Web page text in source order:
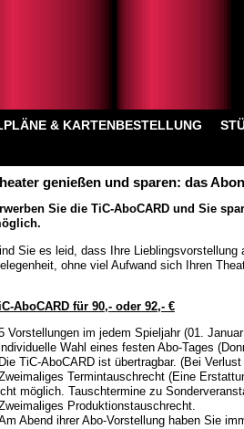
& KARTENBESTELLUNG
genießen und sparen: das
Sie die TiC-AboCARD und Sie
Sie es leid, dass Ihre
ohne viel Aufwand sich Ihren
AboCARD für 90,- oder 92,- €
Vorstellungen im jedem Spieljahr (01.
Wahl eines festen Abo-Tages
TiC-AboCARD ist übertragbar. (Bei
Termintauschrecht (Eine
möglich. Tauschtermine zu
Produktionstauschrecht.
Abend ihrer Abo-Vorstellung haben Sie